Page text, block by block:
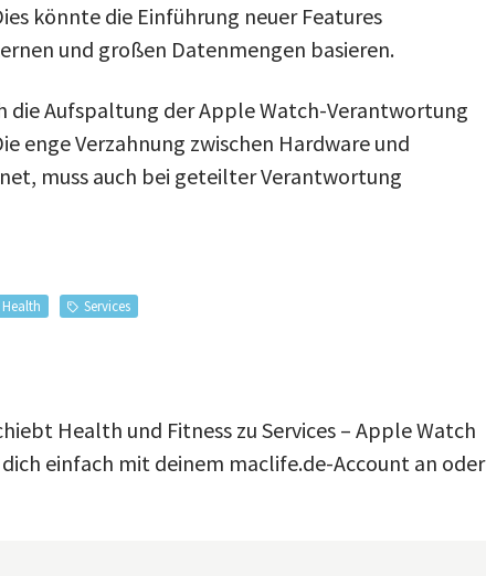
könnte die Einführung neuer Features
und großen Datenmengen basieren.
die Aufspaltung der Apple Watch-Verantwortung
enge Verzahnung zwischen Hardware und
muss auch bei geteilter Verantwortung
Health Services
Health und Fitness zu Services – Apple Watch
einfach mit deinem maclife.de-Account an oder